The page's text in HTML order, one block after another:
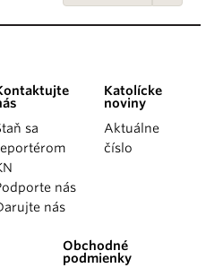
sa
nás
nás
Katolícke
noviny
Aktuálne
číslo
Obchodné
podmienky